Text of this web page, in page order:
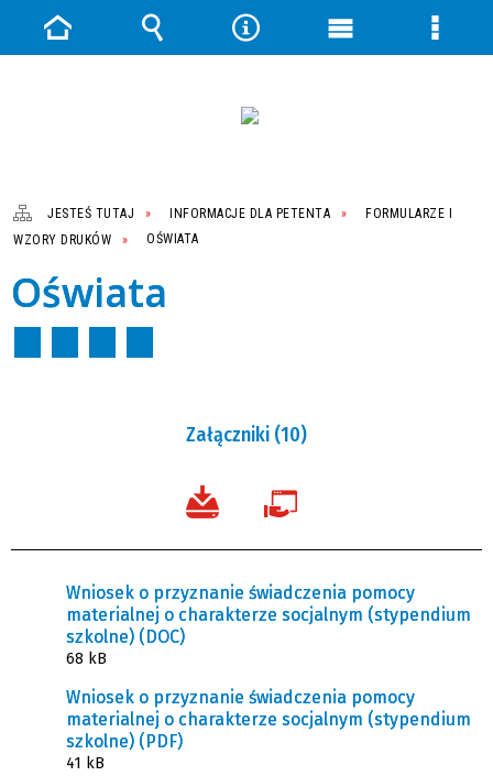
JESTEŚ TUTAJ INFORMACJE DLA PETENTA
FORMULARZE I
WZORY DRUKÓW
OŚWIATA
Oświata
Załączniki (10)
Wniosek o przyznanie świadczenia pomocy
materialnej o charakterze socjalnym (stypendium
szkolne) (DOC)
68 kB
Wniosek o przyznanie świadczenia pomocy
materialnej o charakterze socjalnym (stypendium
szkolne) (PDF)
41 kB
Strona
Wyszukiwarka
NarzędziaMenu
Menu